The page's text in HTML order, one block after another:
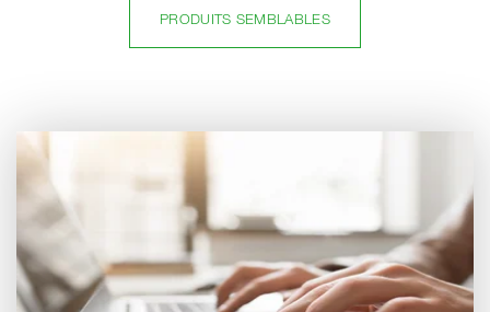
PRODUITS SEMBLABLES